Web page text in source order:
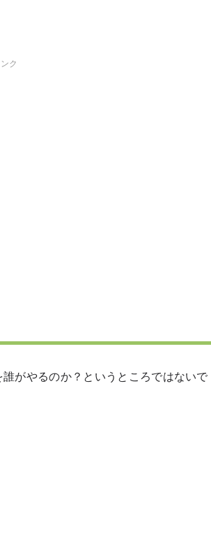
ク
がやるのか？というところではないで